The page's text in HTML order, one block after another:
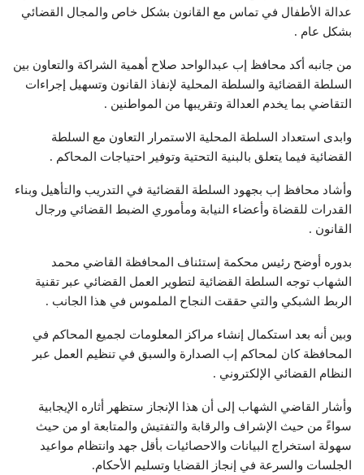
عدالة الأطفال في تماس مع القانون بشكل خاص والمجال القضائي
بشكل عام .
من جانبه أكد محافظ إب عبدالواحد صلاح أهمية الشراكة والتعاون بين
السلطة القضائية والسلطة المحلية لإنفاذ القانون وتسهيل إجراءات
التقاضي بما يخدم العدالة وتقريبها من المواطنين .
وابدى استعداد السلطة المحلية الاستمرار التعاون مع السلطة
القضائية فيما يتعلق بالبنية التحتية وتوفير احتياجات المحاكم .
وأشاد محافظ إب بجهود السلطة القضائية في التدريب والتأهيل وبناء
القدرات للقضاة وأعضاء النيابة ومأموري الضبط القضائي ورجال
القانون .
بدوره أوضح رئيس محكمة إستئناف المحافظة القاضي محمد
الشهاب توجه السلطة القضائية لتطوير العمل القضائي عبر تقنية
الربط الشبكي والتي حققت النجاح الملموس في هذا الجانب .
وبين أنه بعد استكمال إنشاء مراكز المعلومات لجميع المحاكم في
المحافظة كان لمحاكم إب الصدارة والسبق في تنظيم العمل عبر
النظام القضائي الإلكتروني .
وأشار القاضي الشهاب إلى أن هذا الإنجاز ستظهر أثاره الإيجابية
سواءً من حيث الإشراف والرقابة والتفتيش والمتابعة او من حيث
سهولة استخراج البيانات والاحصائيات بأقل جهد وانتظام مواعيد
الجلسات والسرعة في إنجاز القضايا وتسليم الأحكام.